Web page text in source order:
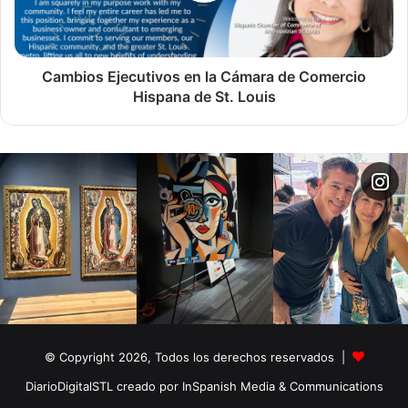
El globo continúa su trayectoria sobre Estados Unidos en
el Pentágono dijo que fue avistado sobre instalaciones
sensitivas como bases nucleares y otras infraestructuras
Comercio
Hispana
de
Cambios Ejecutivos en la Cámara de Comercio
Hispana de St. Louis
© Copyright 2026, Todos los derechos reservados |
DiarioDigitalSTL creado por InSpanish Media & Communications